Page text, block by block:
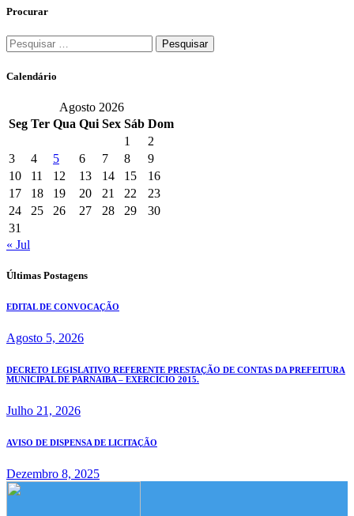
Procurar
Pesquisar
por:
Calendário
Agosto 2026
Seg Ter Qua Qui Sex Sáb Dom
1
2
3
4 5 6 7 8
9
10
11 12 13 14 15
16
17
18 19 20 21 22
23
24
25 26 27 28 29
30
31
« Jul
Últimas Postagens
EDITAL DE CONVOCAÇÃO
Agosto 5, 2026
DECRETO LEGISLATIVO REFERENTE PRESTAÇÃO DE CONTAS DA PREFEITURA
MUNICIPAL DE PARNAIBA – EXERCÍCIO 2015.
Julho 21, 2026
AVISO DE DISPENSA DE LICITAÇÃO
Dezembro 8, 2025